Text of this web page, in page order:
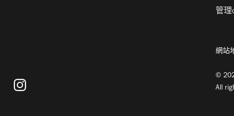
管理
網站
©
All